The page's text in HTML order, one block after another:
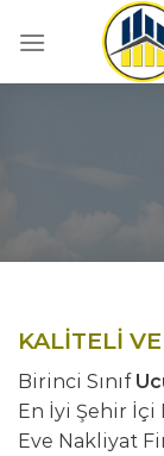
atla
KALİTELİ
Birinci Sınıf
En İyi Şehir İçi
Eve Nakliyat